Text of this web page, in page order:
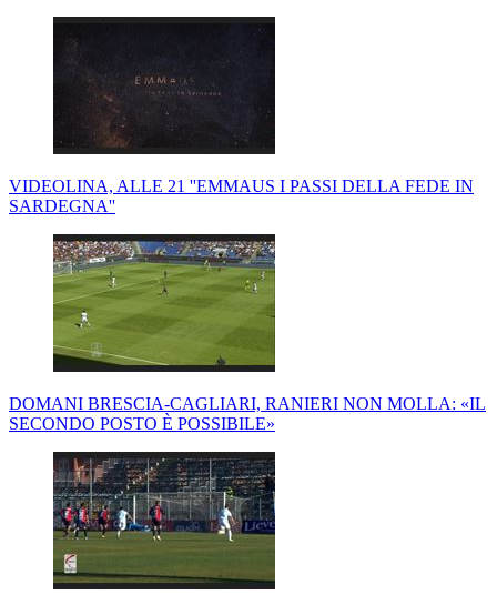
VIDEOLINA, ALLE 21 ''EMMAUS I PASSI DELLA FEDE IN
SARDEGNA''
DOMANI BRESCIA-CAGLIARI, RANIERI NON MOLLA: «IL
SECONDO POSTO È POSSIBILE»